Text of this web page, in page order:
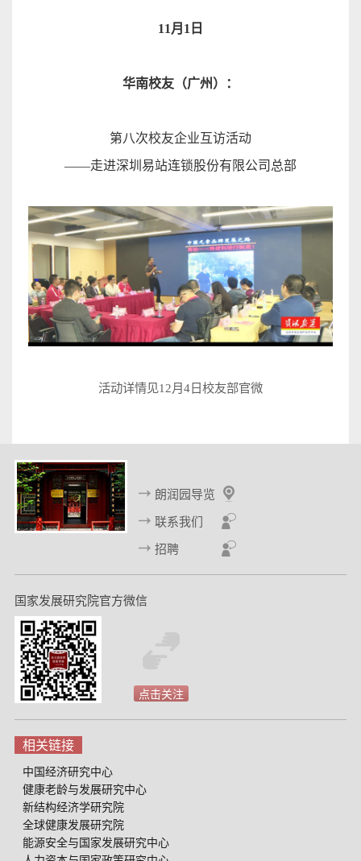
11 月 1 日
华南校友（广州） ：
第八次校友企业互访活动
——走进深圳易站连锁股份有限公司总部
活动详情见12月4 日校友部官微
朗润园导览
联系我们
招聘
国家发展研究院官方微信
点击关注
相关链接
中国经济研究中心
健康老龄与发展研究中心
新结构经济学研究院
全球健康发展研究院
能源安全与国家发展研究中心